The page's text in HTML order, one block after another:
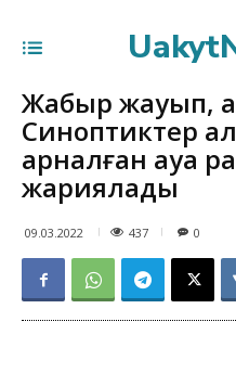
Жаңбыр жауып,
Синоптиктер
арналған ауа
жариялады
09.03.2022 437 0